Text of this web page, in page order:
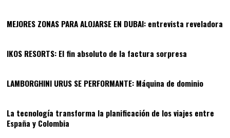
MEJORES ZONAS PARA ALOJARSE EN DUBAI: entrevista reveladora
11
IKOS RESORTS: El fin absoluto de la factura sorpresa
LAMBORGHINI URUS SE PERFORMANTE: Máquina de dominio13
La tecnología transforma la planificación de los viajes entre
España y Colombia